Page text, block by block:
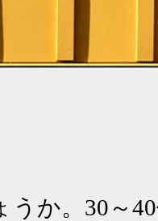
か。30～